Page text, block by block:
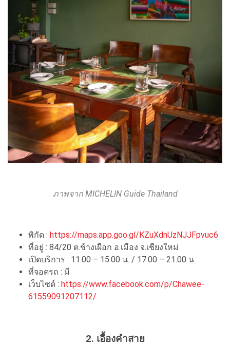
ภาพจาก MICHELIN Guide Thailand
พิกัด : https://maps.app.goo.gl/KZuXdnUzNJJFpvuc6
ที่อยู่ : 84/20 ต.ช้างเผือก อ.เมือง จ.เชียงใหม่
เปิดบริการ : 11.00 – 15.00 น. / 17.00 – 21.00 น.
ที่จอดรถ : มี
เว็บไซต์ : https://www.facebook.com/p/Chawee-
61559091207112/
2. เอื้องคำสาย